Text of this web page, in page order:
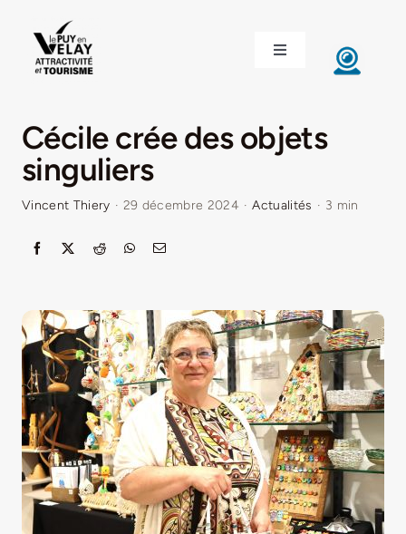
contenu
Toggle
Navigation
DÉCOUVRIR LE VELAY
INVESTIR EN VELAY
CONGRÈS ET SÉMINAIRES
LE VELAY RECRUTE
LA ROUTE DES PRODUCTEURS
NOUS CONTACTER
Cécile crée des objets
singuliers
Vincent Thiery · 29 décembre 2024 · Actualités · 3 min